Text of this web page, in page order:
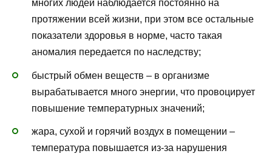
многих людей наблюдается постоянно на
протяжении всей жизни, при этом все остальные
показатели здоровья в норме, часто такая
аномалия передается по наследству;
быстрый обмен веществ – в организме
вырабатывается много энергии, что провоцирует
повышение температурных значений;
жара, сухой и горячий воздух в помещении –
температура повышается из-за нарушения